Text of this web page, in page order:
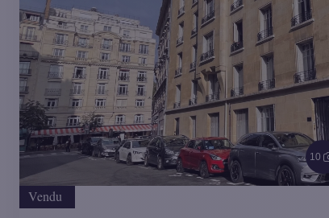
10
Vendu